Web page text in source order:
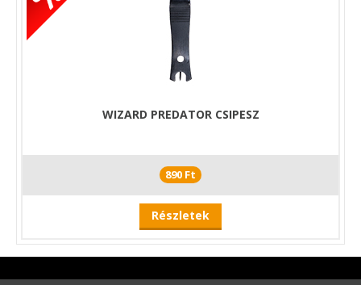
WIZARD PREDATOR CSIPESZ
890 Ft
Részletek